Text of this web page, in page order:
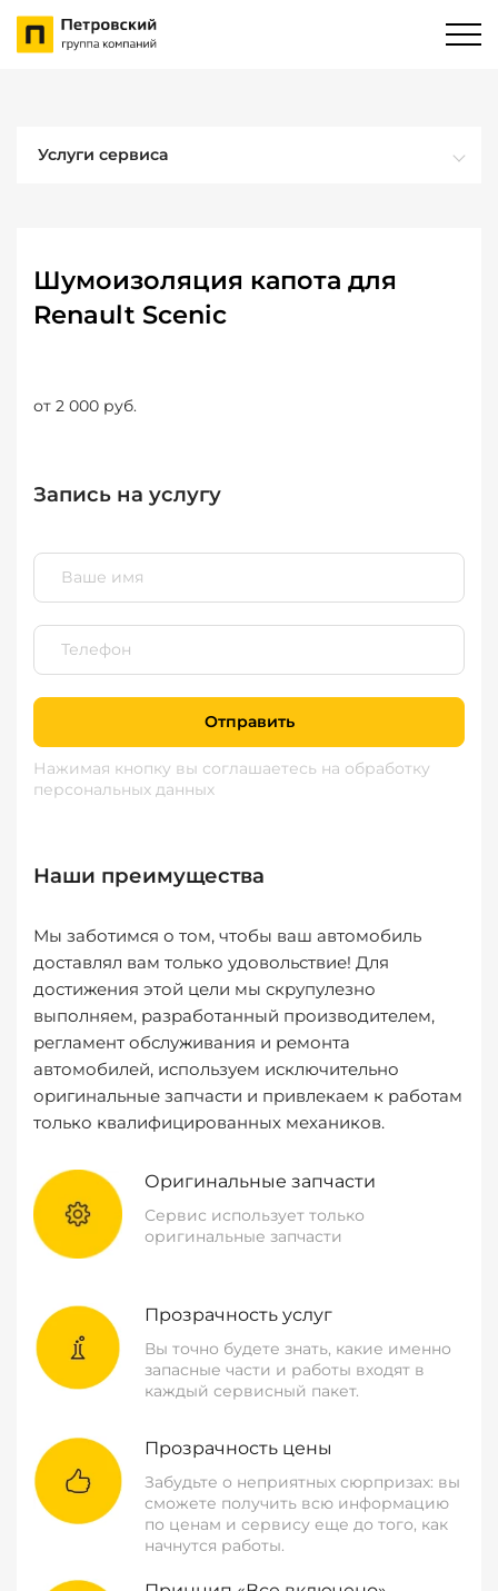
Услуги сервиса
Шумоизоляция капота для
Renault Scenic
от 2 000 руб.
Запись на услугу
Отправить
Нажимая кнопку вы соглашаетесь на обработку
персональных данных
Наши преимущества
Мы заботимся о том, чтобы ваш автомобиль
доставлял вам только удовольствие! Для
достижения этой цели мы скрупулезно
выполняем, разработанный производителем,
регламент обслуживания и ремонта
автомобилей, используем исключительно
оригинальные запчасти и привлекаем к работам
только квалифицированных механиков.
Оригинальные запчасти
Сервис использует только
оригинальные запчасти
Прозрачность услуг
Вы точно будете знать, какие именно
запасные части и работы входят в
каждый сервисный пакет.
Прозрачность цены
Забудьте о неприятных сюрпризах: вы
сможете получить всю информацию
по ценам и сервису еще до того, как
начнутся работы.